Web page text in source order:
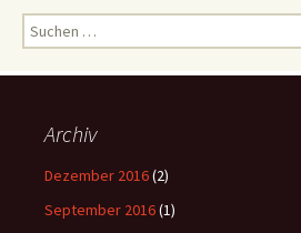
Suchen
nach:
Archiv
Dezember 2016(2)
September 2016(1)